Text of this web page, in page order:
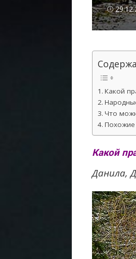
Какой
Что
Похожие
Какой
Данила,